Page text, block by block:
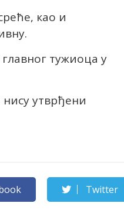
као и
тужиоца у
нису утврђени
Twitter